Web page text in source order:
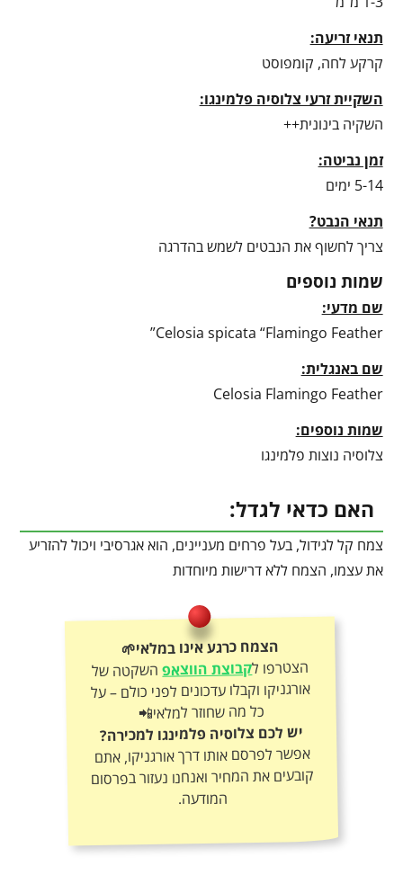
תנאי זריעה:
קרקע לחה, קומפוסט
השקיית זרעי צלוסיה פלמינגו:
השקיה בינונית++
זמן נביטה:
5-14 ימים
תנאי הנבט?
צריך לחשוף את הנבטים לשמש בהדרגה
שמות נוספים
שם מדעי:
Celosia spicata “Flamingo Feather”
שם באנגלית:
Celosia Flamingo Feather
שמות נוספים:
צלוסיה נוצות פלמינגו
האם כדאי לגדל:
צמח קל לגידול, בעל פרחים מעניינים, הוא אגרסיבי ויכול להזריע
את עצמו, הצמח ללא דרישות מיוחדות
הצמח כרגע אינו במלאי🌱
הצטרפו לקבוצת הווצאפהשקטה של
אורגניקו וקבלו עדכונים לפני כולם – על
כל מה שחוזר למלאי📲
יש לכם צלוסיה פלמינגו למכירה?
אפשר לפרסם אותו דרך אורגניקו, אתם
קובעים את המחיר ואנחנו נעזור בפרסום
המודעה.